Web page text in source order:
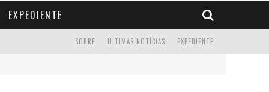
EXPEDIENTE
EXPEDIENTE
ÚLTIMAS NOTÍCIAS
SOBRE